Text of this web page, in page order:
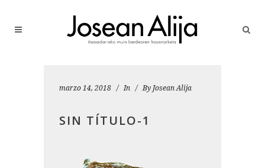
marzo 14, 2018 In By Josean Alija
SIN TÍTULO-1